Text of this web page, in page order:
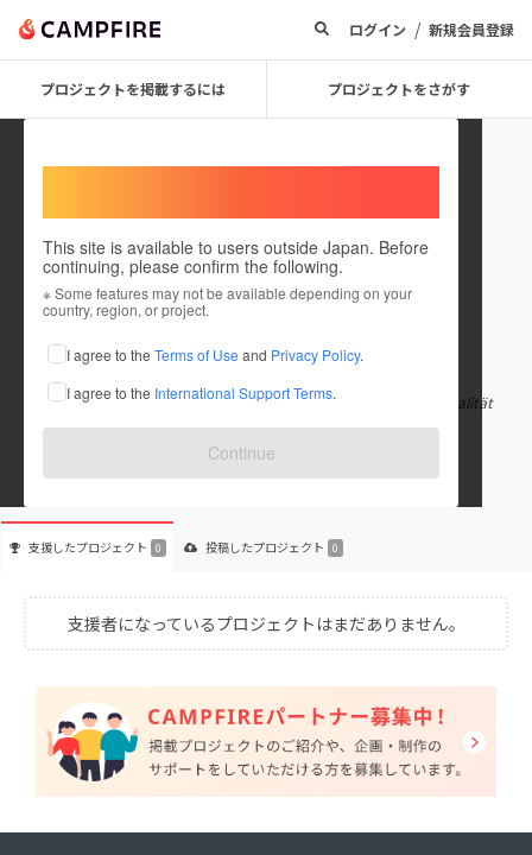
ログイン / 新規会員登録
プロジェクトを掲載するには プロジェクトをさがす
This site is available to users outside Japan. Before
continuing, please confirm the following.
※ Some features may not be available depending on your
country, region, or project.
I agree to the Terms of Use and Privacy Policy.
I agree to the International Support Terms.
Continue
vozolvape
在住国：日本
出身国：日本
vozol vapes Vozol Vape sind bekannt für ihre hervorragende Qualität
und innovative Techno もっと見る
支援したプロジェクト 0 投稿したプロジェクト 0
支援者になっているプロジェクトはまだありません。